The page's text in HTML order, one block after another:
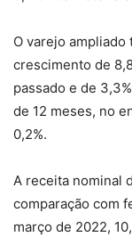
O varejo ampliado
crescimento de
passado e de
de 12 meses, no
0,2%.
A receita nominal
comparação com
março de 2022,